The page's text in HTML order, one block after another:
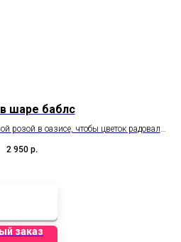
шаре баблс
розой в оазисе, чтобы цветок радовал
2 950 р.
заказ